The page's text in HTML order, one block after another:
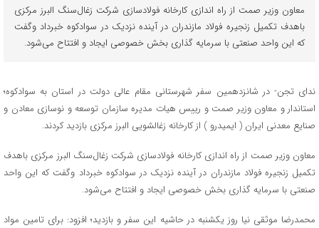
معاون وزیر صمت از راه اندازی کارخانه فولادسازی شرکت زغال‌سنگ البرز مرکزی
باهدف تکمیل زنجیره فولاد مازندران در آینده نزدیک در سوادکوه خبرداد وگفت
که این واحد صنعتی با سرمایه گذاری بخش خصوصی ایجاد و افتتاح می‌شود. ‎
ندای تجن- در شانزدهمین سفر شهرستانی مقام عالی دولت در استان به سوادکوه؛
استاندار و معاون وزیر صمت و رییس هیات مدیره سازمان توسعه و نوسازی معادن و
صنایع معدنی ایران ( ایمیدرو ) از کارخانه زغالشویی البرز مرکزی بازدید کردند.
معاون وزیر صمت از راه اندازی کارخانه فولادسازی شرکت زغال‌سنگ البرز مرکزی باهدف
تکمیل زنجیره فولاد مازندران در آینده نزدیک در سوادکوه خبرداد وگفت که این واحد
صنعتی با سرمایه گذاری بخش خصوصی ایجاد و افتتاح می‌شود. ‎
محمدرضا موثقی نیا روز یکشنبه در حاشیه این سفر و بازدید؛ افزود: برای تامین مواد